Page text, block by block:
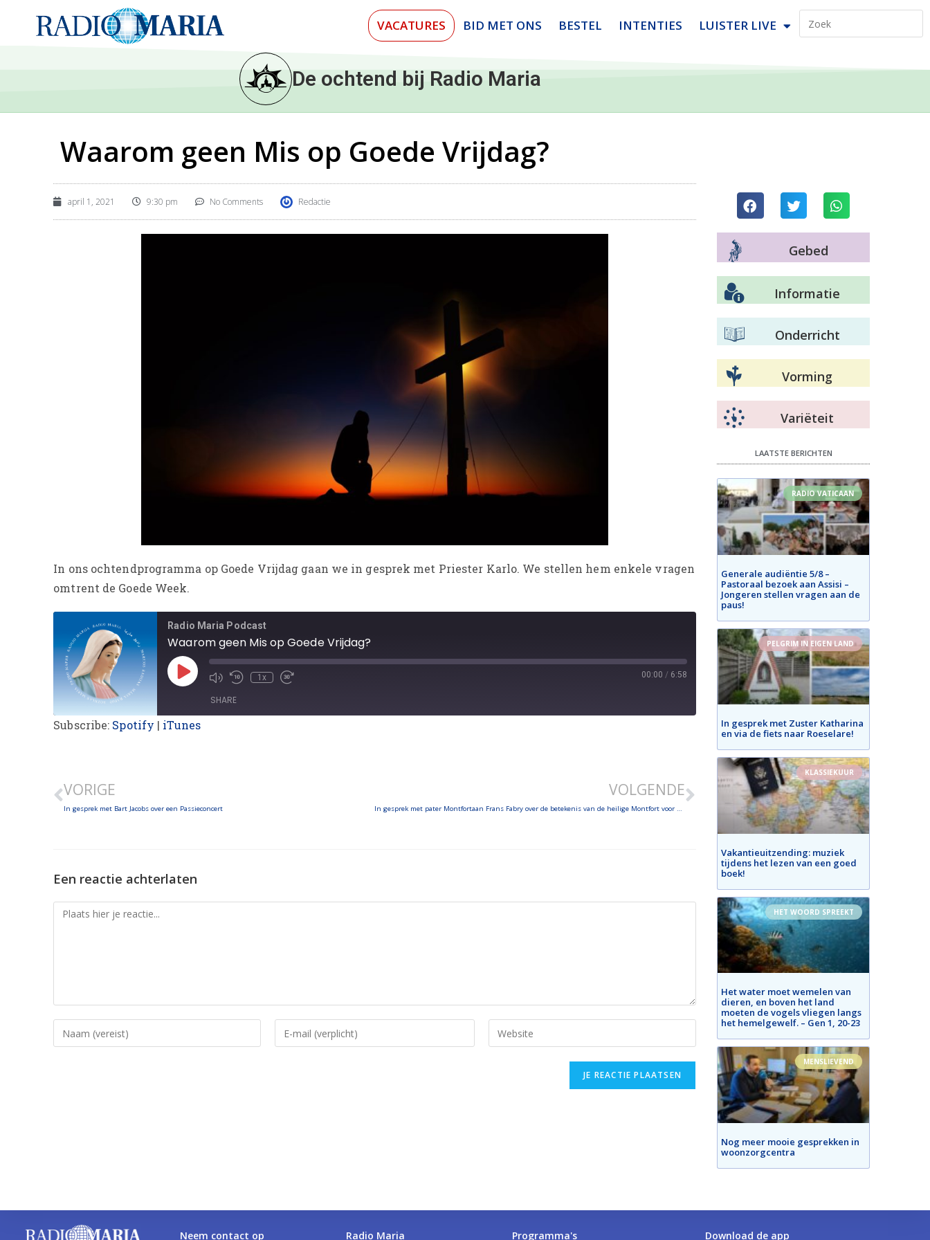
VACATURES BID MET ONS BESTEL INTENTIES LUISTER LIVE
De ochtend bij Radio Maria
Waarom geen Mis op Goede Vrijdag?
april 1, 2021 9:30 pm No Comments Redactie
In ons ochtendprogramma op Goede Vrijdag gaan we in gesprek met Priester Karlo. We stellen hem enkele vragen
omtrent de Goede Week.
Radio Maria Podcast
Waarom geen Mis op Goede Vrijdag?
1x 00:00 / 6:58
SHARE
Subscribe: Spotify | iTunes
VORIGE
In gesprek met Bart Jacobs over een Passieconcert
VOLGENDE
In gesprek met pater Montfortaan Frans Fabry over de betekenis van de heilige Montfort voor vandaag
Een reactie achterlaten
Gebed
Informatie
Onderricht
Vorming
Variëteit
LAATSTE BERICHTEN
RADIO VATICAAN
Generale audiëntie 5/8 –
Pastoraal bezoek aan Assisi –
Jongeren stellen vragen aan de
paus!
PELGRIM IN EIGEN LAND
In gesprek met Zuster Katharina
en via de fiets naar Roeselare!
KLASSIEKUUR
Vakantieuitzending: muziek
tijdens het lezen van een goed
boek!
HET WOORD SPREEKT
Het water moet wemelen van
dieren, en boven het land
moeten de vogels vliegen langs
het hemelgewelf. – Gen 1, 20-23
MENSLIEVEND
Nog meer mooie gesprekken in
woonzorgcentra
Neem contact op Radio Maria Programma's Download de app